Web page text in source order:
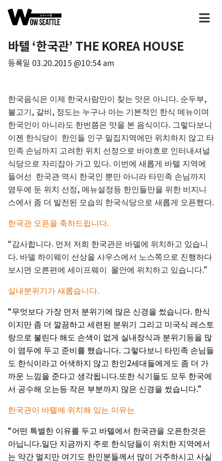
바텔 ‘한국관’ THE KOREA HOUSE
등록일 03.20.2015 @10:54 am
한국음식은 이제 한국사람만이 찾는 맛은 아니다. 순두부,
불고기 , 갈비 , 정도는 누구나 아는 기본적인 한식 메뉴이며
한국인이
아니라도 한번쯤은 맛을 본 음식이다. 그렇다보니
이젠 한식당이 한인들 인구 밀집지역에만 위치하지 않고 타
민족 손님까지 고려한 위치 선정으로 바야흐로 인터내셔널
식당으로 자리잡아 가고 있다. 이번에 새롭게 바텔 지역에
들어선
한국관 역시 한국인 뿐만 아니라 타민족 손님까지
염두에 둔 위치 선정, 메뉴설정등 한인들만을 위한 비지니
스에서 좀 더 발전된 모습의 한국식당으로 새롭게 오픈했다.
한국관 오픈을 축하드립니다.
“감사합니다. 먼저 저희 한국관은 바델에 위치하고 있습니
다. 바델 하이웨이 선상을 사우스에서 노스쪽으로 진행하다
보시면 오른편에 세이프웨이 몰안에 위치하고 있습니다.”
실내분위기가 새롭습니다.
“무엇보다 가장 먼저 분위기에 많은 신경을 썼습니다. 한식
이지만 좀 더 깔끔하고 세련된 분위기 그리고 미국식 레스토
랑으로 불린다 해도 손색이 없게 실내장식과 분위기등을 많
이
염두에 두고 준비를 했습니다. 그렇다보니 타민족 손님들
도 한식이라고 어색하지 않고 한인2세대들에게도 좀 더 가
까운 느낌을 준다고 생각됩니다.또한 식기들도 모두 한국에
서 공수해 오는등 작은 부분까지 많은 신경을 썼습니다.”
한국관이 바텔에 위치해 있는 이유는
“어떤 특별한 이유를 두고 바텔에서 한국관을 오픈한것은
아닙니다.일단 지금까지 주로 한식당들이 위치한 지역에서
는 약간 멀지만 여기도 한인분들께서 많이 거주하시고 사실